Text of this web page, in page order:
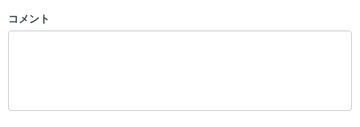
以下の書き込みを禁止とし、場合によってはコメント削除や書き込み制
コメント